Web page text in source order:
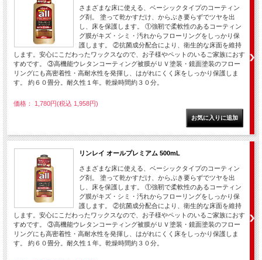
さまざまな床に使える、ベーシックタイプのコーティン
グ剤。 塗って乾かすだけ、からぶき要らずでツヤを出
し、床を保護します。 ①強靭で柔軟性のあるコーティン
グ膜がキズ・シミ・汚れからフローリングをしっかり保
護します。 ②抗菌成分配合により、衛生的な床面を維持
します。安心にこだわったワックスなので、お子様やペットのいるご家族におす
すめです。 ③高機能ウレタンコーティング被膜がＵＶ塗装・鏡面塗装のフロー
リングにも高密着性・高耐水性を発揮し、はがれにくく床をしっかり保護しま
す。 約６０畳分。耐久性１年。乾燥時間約３０分。
価格： 1,780円(税込 1,958円)
リンレイ オールプレミアム 500mL
さまざまな床に使える、ベーシックタイプのコーティン
グ剤。 塗って乾かすだけ、からぶき要らずでツヤを出
し、床を保護します。 ①強靭で柔軟性のあるコーティン
グ膜がキズ・シミ・汚れからフローリングをしっかり保
護します。 ②抗菌成分配合により、衛生的な床面を維持
します。安心にこだわったワックスなので、お子様やペットのいるご家族におす
すめです。 ③高機能ウレタンコーティング被膜がＵＶ塗装・鏡面塗装のフロー
リングにも高密着性・高耐水性を発揮し、はがれにくく床をしっかり保護しま
す。 約６０畳分。耐久性１年。乾燥時間約３０分。